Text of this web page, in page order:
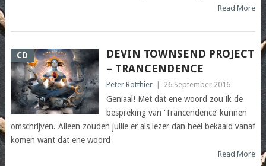
Read More
CD
DEVIN TOWNSEND PROJECT
– TRANCENDENCE
Peter Rotthier 26 September 2016
Geniaal! Met dat ene woord zou ik de
bespreking van ‘Trancendence’ kunnen
omschrijven. Alleen zouden jullie er als lezer dan heel bekaaid vanaf
komen want dat ene woord
Read More